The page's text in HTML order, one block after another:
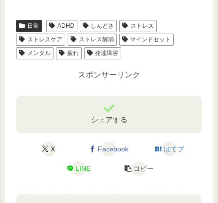
日常 ADHD しんどさ
ストレス
ストレスケア
ストレス解消
マインドセット
メンタル
疲れ 発達障害
スポンサーリンク
シェアする
X Facebook はてブ
LINE コピー